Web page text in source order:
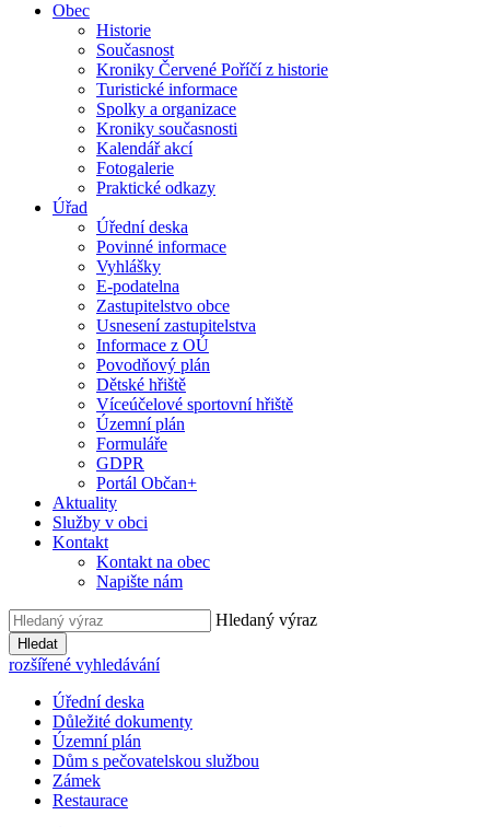
Obec
Historie
Současnost
Kroniky Červené Poříčí z historie
Turistické informace
Spolky a organizace
Kroniky současnosti
Kalendář akcí
Fotogalerie
Praktické odkazy
Úřad
Úřední deska
Povinné informace
Vyhlášky
E-podatelna
Zastupitelstvo obce
Usnesení zastupitelstva
Informace z OÚ
Povodňový plán
Dětské hřiště
Víceúčelové sportovní hřiště
Územní plán
Formuláře
GDPR
Portál Občan+
Aktuality
Služby v obci
Kontakt
Kontakt na obec
Napište nám
Hledaný výraz
Hledat
rozšířené vyhledávání
Úřední deska
Důležité dokumenty
Územní plán
Dům s pečovatelskou službou
Zámek
Restaurace